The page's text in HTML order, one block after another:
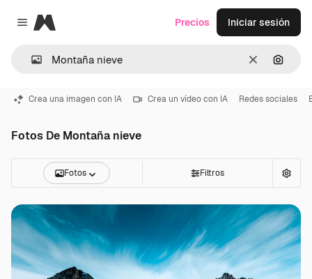
Close menu
Magnific
Borrar
Precios Iniciar sesión
Crea una imagen con IA Crea un vídeo con IA Redes sociales
Fotos De Montaña nieve
Fotos Filtros